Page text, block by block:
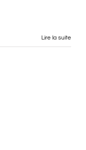
Lire la suite